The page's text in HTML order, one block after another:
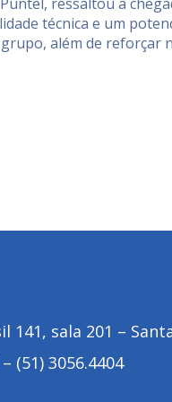
técnica e um
além de reforçar
141, sala 201 –
– (51) 3056.4404